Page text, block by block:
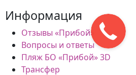
Информация
Отзывы «Прибой»
Вопросы и ответы
Пляж БО «Прибой» 3D
Трансфер